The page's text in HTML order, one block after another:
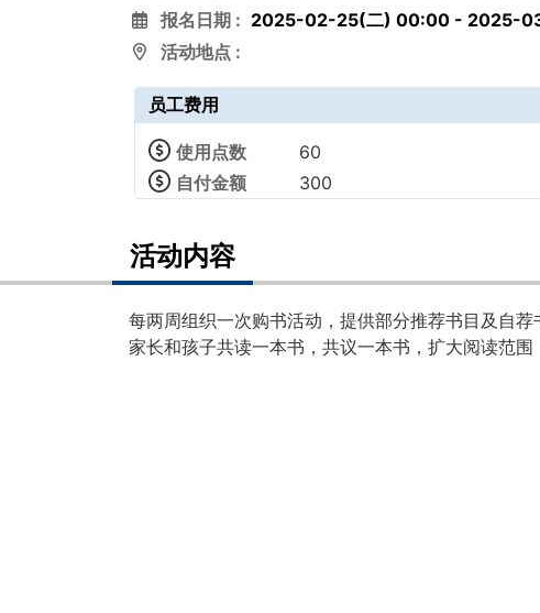
报名日期 : 2025-02-25(二) 00:00 - 2025-
活动地点 :
员工费用
使用点数
60
自付金额
300
活动内容
每两周组织一次购书活动，提供部分推荐书目及自
家长和孩子共读一本书，共议一本书，扩大阅读范围